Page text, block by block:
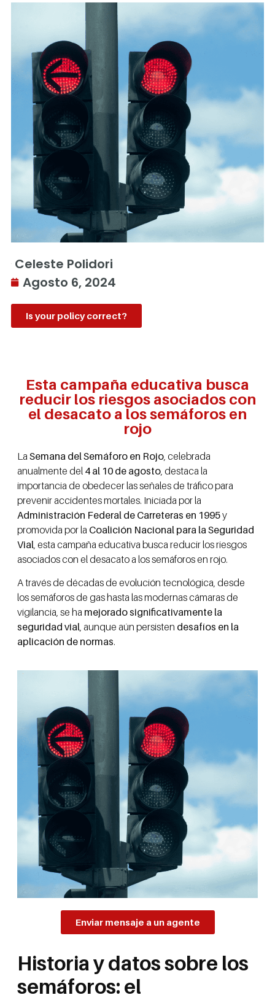
Celeste Polidori
Agosto 6, 2024
Is your policy correct?
Esta campaña educativa busca
reducir los riesgos asociados con
el desacato a los semáforos en
rojo
La Semana del Semáforo en Rojo , celebrada
anualmente del 4 al 10 de agosto , destaca la
importancia de obedecer las señales de tráfico para
prevenir accidentes mortales. Iniciada por la
Administración Federal de Carreteras en 1995y
promovida por la Coalición Nacional para la Seguridad
Vial , esta campaña educativa busca reducir los riesgos
asociados con el desacato a los semáforos en rojo.
A través de décadas de evolución tecnológica, desde
los semáforos de gas hasta las modernas cámaras de
vigilancia, se ha mejorado significativamente la
seguridad vial, aunque aún persisten desafíos en la
aplicación de normas.
Enviar mensaje a un agente
Historia y datos sobre los
semáforos: el